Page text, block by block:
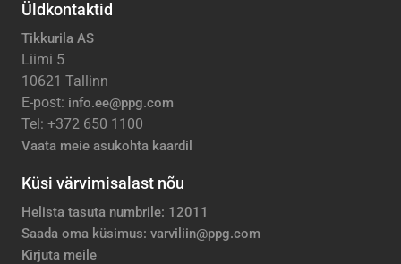
Üldkontaktid
Tikkurila AS
Liimi 5
10621 Tallinn
E-post: info.ee@ppg.com
Tel: +372 650 1100
Vaata meie asukohta kaardil
Küsi värvimisalast nõu
Helista tasuta numbrile: 12011
Saada oma küsimus: varviliin@ppg.com
Kirjuta meile